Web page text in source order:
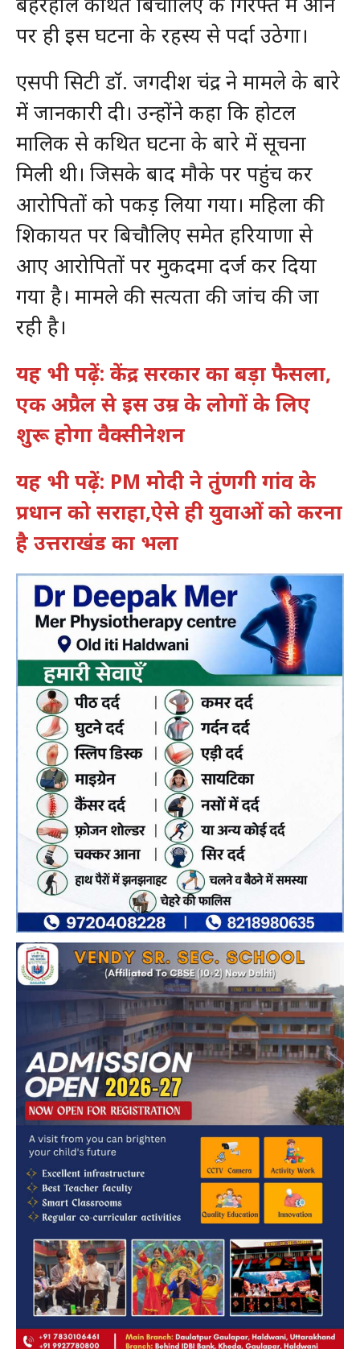
पर ही इस घटना के रहस्य से पर्दा उठेगा।
एसपी सिटी डॉ. जगदीश चंद्र ने मामले के बारे
में जानकारी दी। उन्होंने कहा कि होटल
मालिक से कथित घटना के बारे में सूचना
मिली थी। जिसके बाद मौके पर पहुंच कर
आरोपितों को पकड़ लिया गया। महिला की
शिकायत पर बिचौलिए समेत हरियाणा से
आए आरोपितों पर मुकदमा दर्ज कर दिया
गया है। मामले की सत्यता की जांच की जा
रही है।
यह भी पढ़ें: केंद्र सरकार का बड़ा फैसला,
एक अप्रैल से इस उम्र के लोगों के लिए
शुरू होगा वैक्सीनेशन
यह भी पढ़ें: PM मोदी ने तुंणगी गांव के
प्रधान को सराहा,ऐसे ही युवाओं को करना
है उत्तराखंड का भला